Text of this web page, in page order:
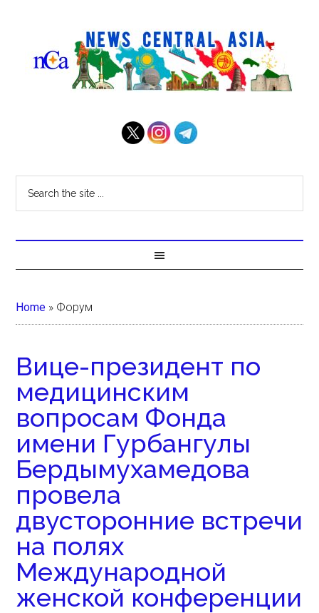
Home » Форум
Вице-президент по
медицинским
вопросам Фонда
имени Гурбангулы
Бердымухамедова
провела
двусторонние встречи
на полях
Международной
женской конференции